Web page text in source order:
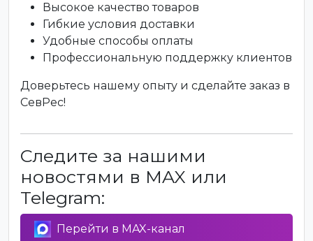
Высокое качество товаров
Гибкие условия доставки
Удобные способы оплаты
Профессиональную поддержку клиентов
Доверьтесь нашему опыту и сделайте заказ в
СевРес!
Следите за нашими
новостями в MAX или
Telegram:
Перейти в MAX-канал